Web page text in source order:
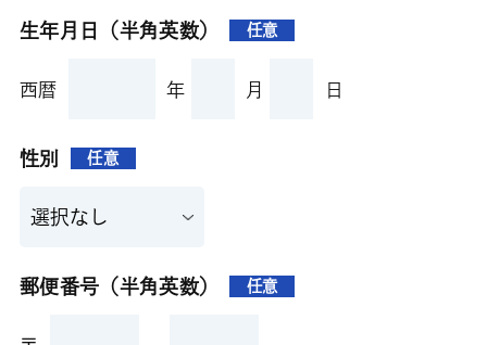
生年月日（半角英数） 任意
西暦 年 月 日
性別 任意
郵便番号（半角英数） 任意